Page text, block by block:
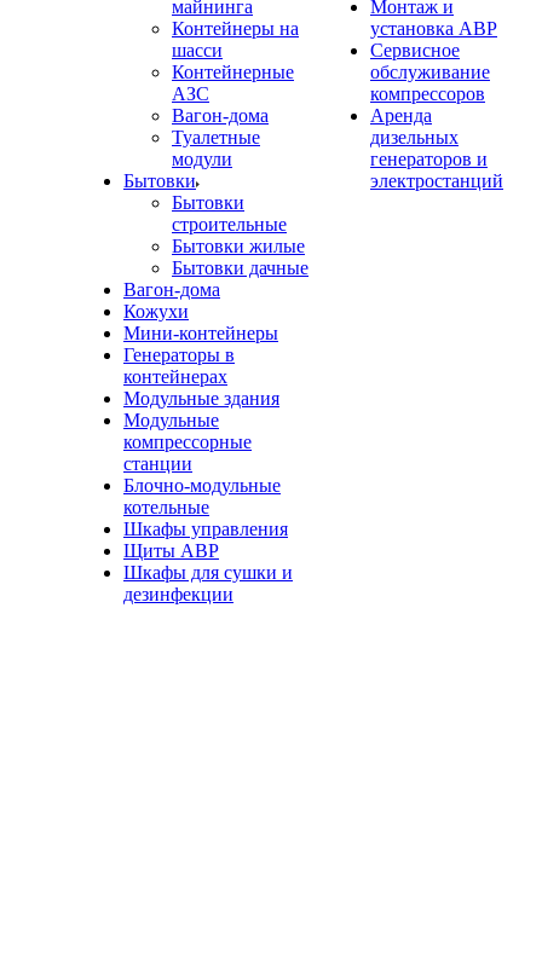
майнинга
Контейнеры на
шасси
Контейнерные
АЗС
Вагон-дома
Туалетные
модули
Бытовки
Бытовки
строительные
Бытовки жилые
Бытовки дачные
Вагон-дома
Кожухи
Мини-контейнеры
Генераторы в
контейнерах
Модульные здания
Модульные
компрессорные
станции
Блочно-модульные
котельные
Шкафы управления
Щиты АВР
Шкафы для сушки и
дезинфекции
Монтаж и
установка АВР
Сервисное
обслуживание
компрессоров
Аренда
дизельных
генераторов и
электростанций